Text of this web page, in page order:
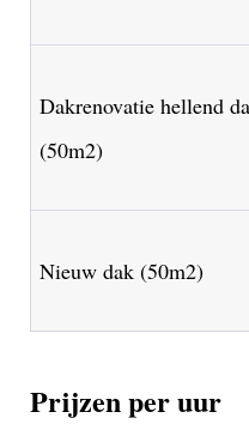
Dakrenovatie hellend
(50m2)
Nieuw dak (50m2)
Prijzen per uur